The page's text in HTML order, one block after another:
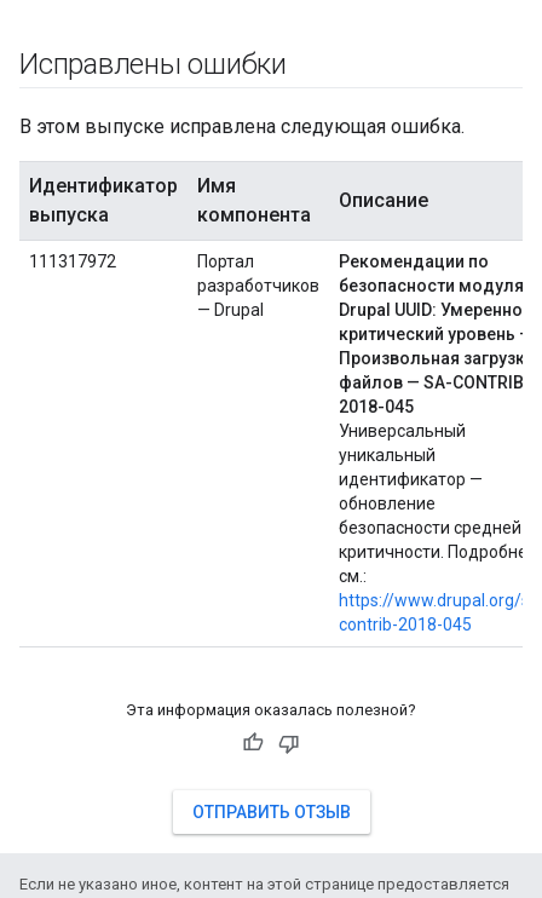
Исправлены ошибки
В этом выпуске исправлена ​​следующая ошибка.
Идентификатор
выпуска
Имя
компонента
Описание
111317972
Портал
разработчиков
— Drupal
Рекомендации по
безопасности модуля
Drupal UUID: Умеренно
критический уровень —
Произвольная загрузка
файлов — SA-CONTRIB-
2018-045
Универсальный
уникальный
идентификатор —
обновление
безопасности средней
критичности. Подробнее
см.:
https://www.drupal.org/
contrib-2018-045
Эта информация оказалась полезной?
ОТПРАВИТЬ ОТЗЫВ
Если не указано иное, контент на этой странице предоставляется